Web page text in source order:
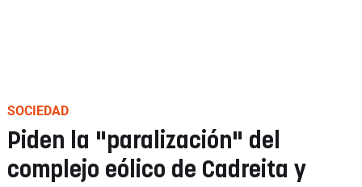
SOCIEDAD
Piden la "paralización" del
complejo eólico de Cadreita y